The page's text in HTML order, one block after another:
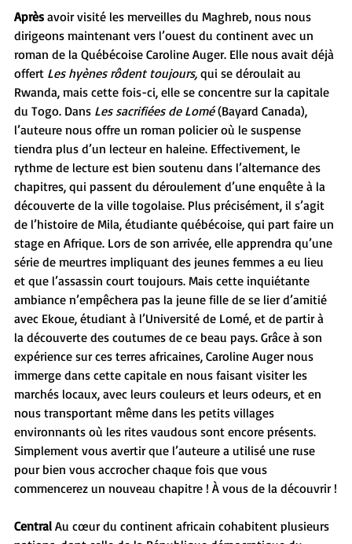
Après avoir visité les merveilles du Maghreb, nous nous
dirigeons maintenant vers l’ouest du continent avec un
roman de la Québécoise Caroline Auger. Elle nous avait déjà
offert Les hyènes rôdent toujours, qui se déroulait au
Rwanda, mais cette fois-ci, elle se concentre sur la capitale
du Togo. Dans Les sacrifiées de Lomé (Bayard Canada),
l’auteure nous offre un roman policier où le suspense
tiendra plus d’un lecteur en haleine. Effectivement, le
rythme de lecture est bien soutenu dans l’alternance des
chapitres, qui passent du déroulement d’une enquête à la
découverte de la ville togolaise. Plus précisément, il s’agit
de l’histoire de Mila, étudiante québécoise, qui part faire un
stage en Afrique. Lors de son arrivée, elle apprendra qu’une
série de meurtres impliquant des jeunes femmes a eu lieu
et que l’assassin court toujours. Mais cette inquiétante
ambiance n’empêchera pas la jeune fille de se lier d’amitié
avec Ekoue, étudiant à l’Université de Lomé, et de partir à
la découverte des coutumes de ce beau pays. Grâce à son
expérience sur ces terres africaines, Caroline Auger nous
immerge dans cette capitale en nous faisant visiter les
marchés locaux, avec leurs couleurs et leurs odeurs, et en
nous transportant même dans les petits villages
environnants où les rites vaudous sont encore présents.
Simplement vous avertir que l’auteure a utilisé une ruse
pour bien vous accrocher chaque fois que vous
commencerez un nouveau chapitre ! À vous de la découvrir !
Central Au cœur du continent africain cohabitent plusieurs